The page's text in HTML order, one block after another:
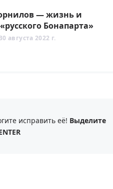
— жизнь и
Бонапарта»
августа 2022 г.
исправить её! Выделите